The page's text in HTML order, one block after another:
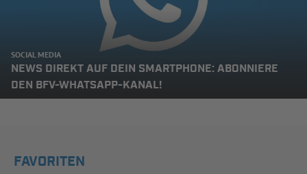
SOCIAL MEDIA
NEWS DIREKT AUF DEIN SMARTPHONE: ABONNIERE
DEN BFV-WHATSAPP-KANAL!
FAVORITEN